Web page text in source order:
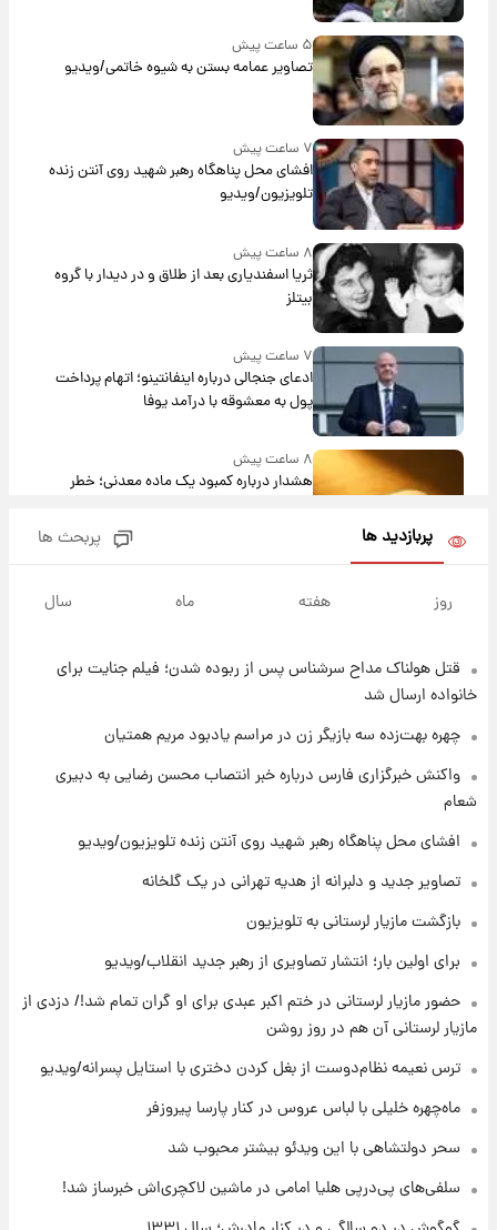
۵ ساعت پیش
تصاویر عمامه بستن به شیوه خاتمی/ویدیو
۷ ساعت پیش
افشای محل پناهگاه‌ رهبر شهید روی آنتن زنده
تلویزیون/ویدیو
۸ ساعت پیش
ثریا اسفندیاری بعد از طلاق و در دیدار با گروه
بیتلز
۷ ساعت پیش
ادعای جنجالی درباره اینفانتینو؛ اتهام پرداخت
پول به معشوقه با درآمد یوفا
۸ ساعت پیش
هشدار درباره کمبود یک ماده معدنی؛ خطر
پی رفتن رامین رضاییان+ عکس
۸ ساعت پیش
۹ ساعت پیش
۱۰ ساعت پیش
+جدول
قیمت محصولات ایران‌خودرو و سایپا امروز شنبه
۱۷ مرداد ۱۴۰۵
یک پیش ‌بینی مهم برای قیمت دلار، طلا و سکه
پربازدید ها پربحث ها
روز هفته ماه سال
قتل هولناک مداح سرشناس پس از ربوده شدن؛ فیلم جنایت برای
خانواده ارسال شد
چهره بهت‌زده سه بازیگر زن در مراسم یادبود مریم همتیان
واکنش خبرگزاری فارس درباره خبر انتصاب محسن رضایی به دبیری
شعام
افشای محل پناهگاه‌ رهبر شهید روی آنتن زنده تلویزیون/ویدیو
تصاویر جدید و دلبرانه از هدیه تهرانی در یک گلخانه
بازگشت مازیار لرستانی به تلویزیون
برای اولین بار؛ انتشار تصاویری از رهبر جدید انقلاب/ویدیو
حضور مازیار لرستانی در ختم اکبر عبدی برای او گران تمام شد!/ دزدی از
مازیار لرستانی آن هم در روز روشن
ترس نعیمه نظام‌دوست از بغل کردن دختری با استایل پسرانه/ویدیو
ماه‌چهره خلیلی با لباس عروس در کنار پارسا پیروزفر
سحر دولتشاهی با این ویدئو بیشتر محبوب شد
سلفی‌های پی‌درپی هلیا امامی در ماشین لاکچری‌اش خبرساز شد!